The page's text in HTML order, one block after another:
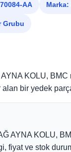
AA Marka:
Grubu
KOLU,
bir yedek
AYNA KOLU,
fiyat ve stok